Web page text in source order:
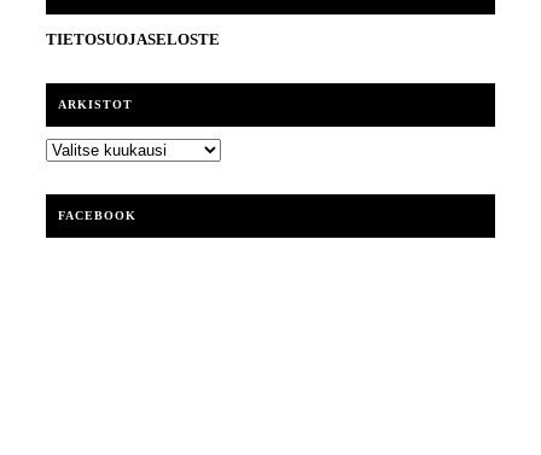
TIETOSUOJASELOSTE
ARKISTOT
ARKISTOT
FACEBOOK